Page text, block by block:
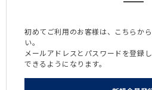
初めてご利用のお客様は、こちらか
い。
メールアドレスとパスワードを登録
できるようになります。